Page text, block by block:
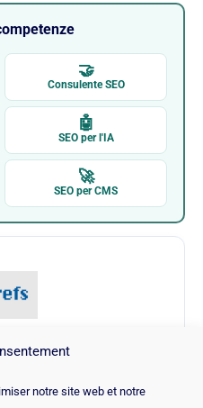
notre site web et notre
🤝
Consulente SEO
🤖
SEO per l'IA
🚀
SEO per CMS